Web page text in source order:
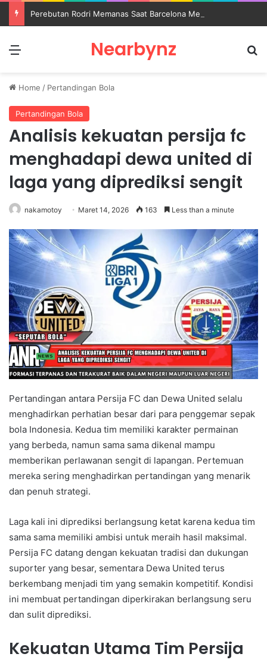
Nearbynz
Home / Pertandingan Bola
Pertandingan Bola
Analisis kekuatan persija fc
menghadapi dewa united di
laga yang diprediksi sengit
nakamotoy Maret 14, 2026 163 Less than a minute
Pertandingan antara Persija FC dan Dewa United selalu
menghadirkan perhatian besar dari para penggemar sepak
bola Indonesia. Kedua tim memiliki karakter permainan
yang berbeda, namun sama sama dikenal mampu
memberikan perlawanan sengit di lapangan. Pertemuan
mereka sering menghadirkan pertandingan yang menarik
dan penuh strategi.
Laga kali ini diprediksi berlangsung ketat karena kedua tim
sama sama memiliki ambisi untuk meraih hasil maksimal.
Persija FC datang dengan kekuatan tradisi dan dukungan
suporter yang besar, sementara Dewa United terus
berkembang menjadi tim yang semakin kompetitif. Kondisi
ini membuat pertandingan diperkirakan berlangsung seru
dan sulit diprediksi.
Kekuatan Utama Tim Persija